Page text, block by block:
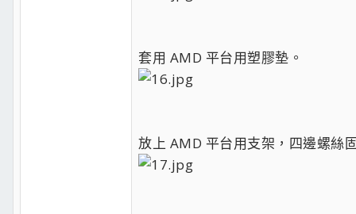
套用 AMD 平台用塑膠墊。
放上 AMD 平台用支架，四邊螺絲